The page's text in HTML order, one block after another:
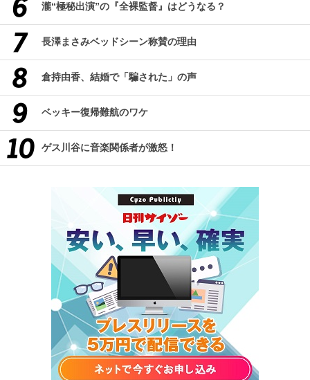
瀧“極秘出演”の『全裸監督』はどうなる？
長澤まさみベッドシーン称賛の理由
倉持由香、結婚で「騙された」の声
ベッキー復帰難航のワケ
ゲス川谷に音楽関係者が激怒！